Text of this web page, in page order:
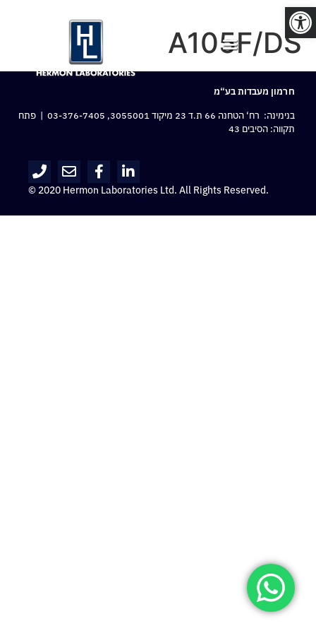
פתח סרגל נגישות
A105F/DS
חרמון מעבדות בע“מ
בנימינה: רח‘ הטחנה 66 ת.ד 23 מיקוד 3055001,
03-376-7405 | פתח
תקווה: הסיבים 43
© 2020 Hermon Laboratories Ltd. All Rights Reserved.